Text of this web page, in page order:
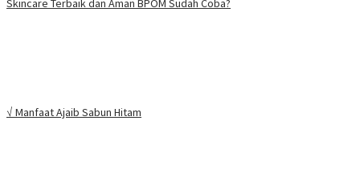
Skincare Terbaik dan Aman BPOM Sudah Coba?
√ Manfaat Ajaib Sabun Hitam